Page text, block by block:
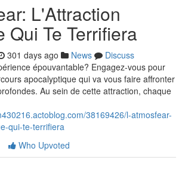
L'Attraction
Qui Te Terrifiera
301 days ago News
Discuss
épouvantable? Engagez-vous pour
apocalyptique qui va vous faire affronter
Au sein de cette attraction, chaque
38169426/l-atmosfear-
qui-te-terrifiera
Who Upvoted